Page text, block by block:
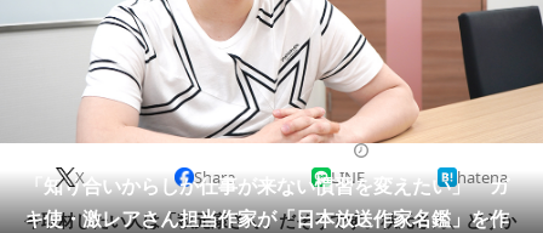
グルメ 地域
教育・育児
リサーチ
会員記事
「知り合いからしか仕事が来ない慣習を変えたい」 ガ
キ使・激レアさん担当作家が「日本放送作家名鑑」を作
X Share LINE hatena
今取材したい人は「秋元康さん」だそうです。秋元さん、どうか